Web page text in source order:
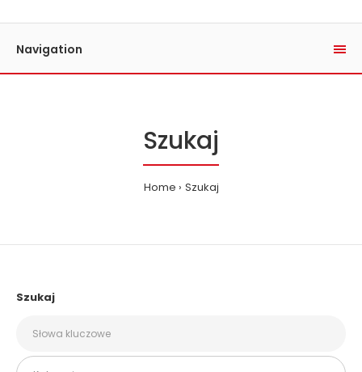
Navigation
Szukaj
Home Szukaj
Szukaj